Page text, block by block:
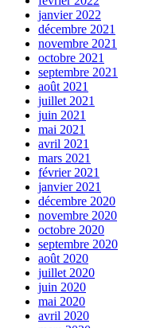
janvier 2022
décembre 2021
novembre 2021
octobre 2021
septembre 2021
août 2021
juillet 2021
juin 2021
mai 2021
avril 2021
mars 2021
février 2021
janvier 2021
décembre 2020
novembre 2020
octobre 2020
septembre 2020
août 2020
juillet 2020
juin 2020
mai 2020
avril 2020